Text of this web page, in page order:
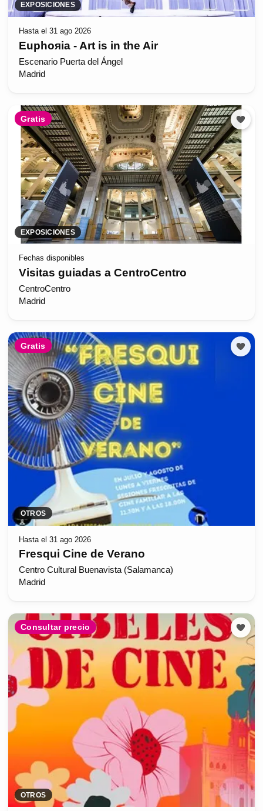
EXPOSICIONES
Hasta el 31 ago 2026
Euphoяia - Art is in the Air
Escenario Puerta del Ángel
Madrid
Gratis
EXPOSICIONES
Fechas disponibles
Visitas guiadas a CentroCentro
CentroCentro
Madrid
Gratis
OTROS
Hasta el 31 ago 2026
Fresqui Cine de Verano
Centro Cultural Buenavista (Salamanca)
Madrid
Consultar precio
OTROS